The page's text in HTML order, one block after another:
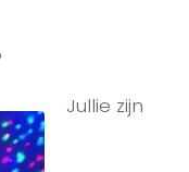
Jullie zijn